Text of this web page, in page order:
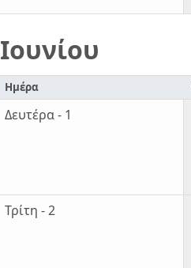
Ιουνίου
Ημέρα
Δευτέρα - 1
Τρίτη - 2